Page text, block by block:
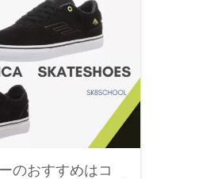
のおすすめはコ